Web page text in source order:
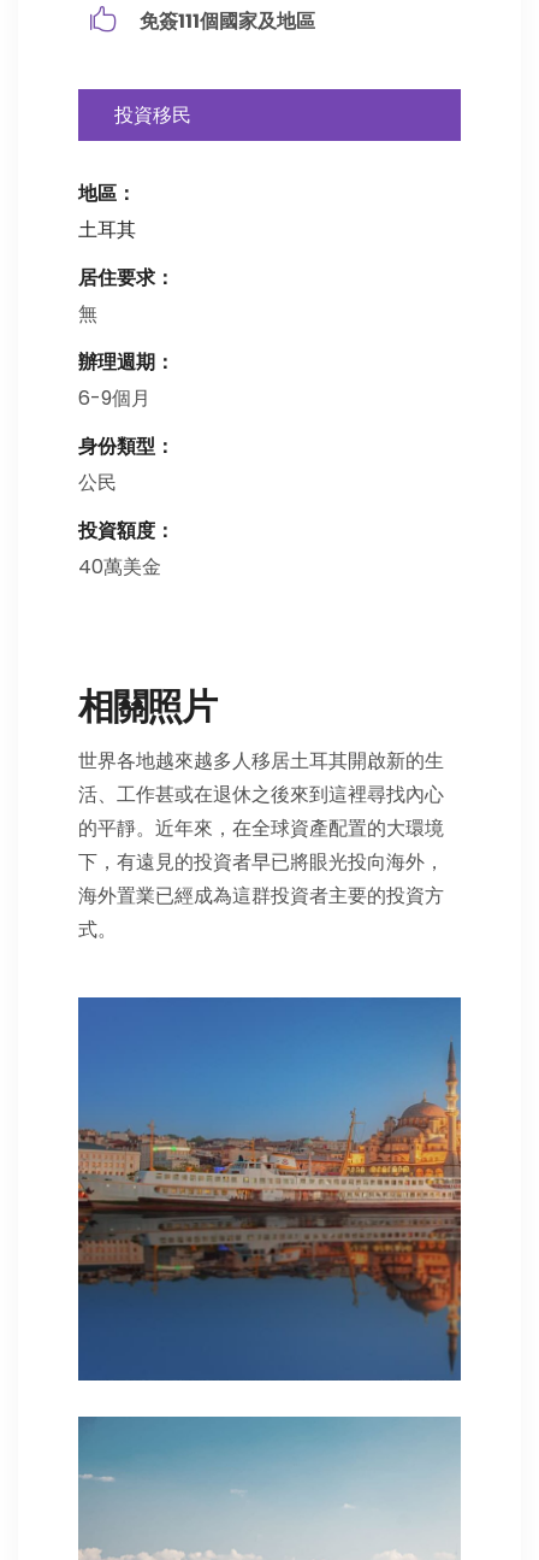
免簽111個國家及地區
投資移民
地區：
土耳其
居住要求：
無
辦理週期：
6-9個月
身份類型：
公民
投資額度：
40萬美金
相關照片
世界各地越來越多人移居土耳其開啟新的生
活、工作甚或在退休之後來到這裡尋找內心
的平靜。近年來，在全球資產配置的大環境
下，有遠見的投資者早已將眼光投向海外，
海外置業已經成為這群投資者主要的投資方
式。